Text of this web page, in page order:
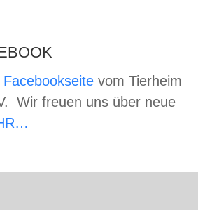
Facebookseite vom Tierheim
Wir freuen uns über neue